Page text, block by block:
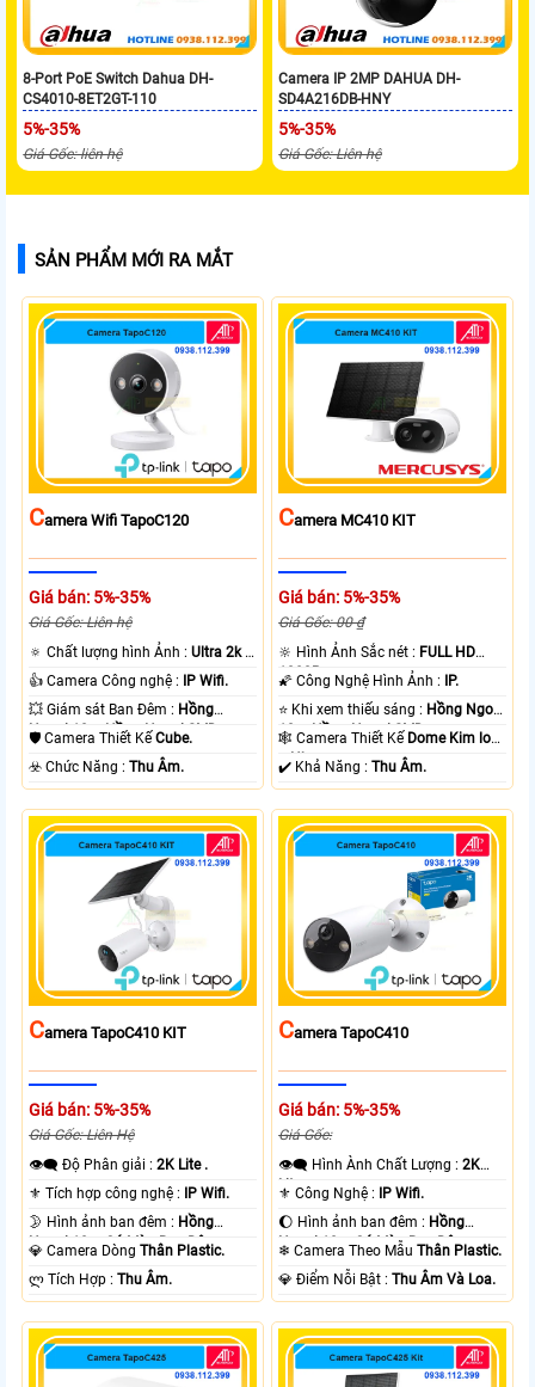
8-Port PoE Switch Dahua DH-
CS4010-8ET2GT-110
5%-35%
Giá Gốc: liên hệ
Camera IP 2MP DAHUA DH-
SD4A216DB-HNY
5%-35%
Giá Gốc: Liên hệ
SẢN PHẨM MỚI RA MẮT
CAmera Wifi TapoC120
Giá bán: 5%-35%
Giá Gốc: Liên hệ
🔅 Chất lượng hình Ảnh :Ultra 2k +
.
👍 Camera Công nghệ :
IP Wifi.
💥 Giám sát Ban Đêm : Hồng
Ngoại 10m Hồng Ngoại SMD.
🛡 Camera Thiết KếCube.
️☣️ Chức Năng :Thu Âm.
CAmera MC410 KIT
Giá bán: 5%-35%
Giá Gốc: 00 ₫
🔆 Hình Ảnh Sắc nét : FULL HD
1080P .
🌠 Công Nghệ Hình Ảnh :
IP.
⭐ Khi xem thiếu sáng : Hồng Ngoại
10m Hồng Ngoại SMD.
🕸️ Camera Thiết Kế Dome Kim loại
+ Nhựa.
️✔️ Khả Năng :Thu Âm.
CAmera TapoC410 KIT
Giá bán: 5%-35%
Giá Gốc: Liên Hệ
👁️‍🗨 Độ Phân giải :2K Lite .
⚜️ Tích hợp công nghệ : IP Wifi.
🌛 Hình ảnh ban đêm : Hồng
Ngoại 10m Có Màu Ban Ðêm.
💎 Camera DòngThân Plastic.
️ლ Tích Hợp :Thu Âm.
CAmera TapoC410
Giá bán: 5%-35%
Giá Gốc:
👁️‍🗨 Hình Ành Chất Lượng :2K
Lite .
⚜️ Công Nghệ : IP Wifi.
🌔 Hình ảnh ban đêm : Hồng
Ngoại 10m Có Màu Ban Ðêm.
❄ Camera Theo MẫuThân Plastic.
️💎 Điểm Nỗi Bật :Thu Âm Và Loa.